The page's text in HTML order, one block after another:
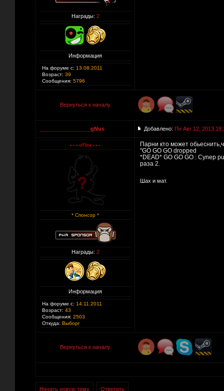
Награды: 2
Информация
На форуме с: 13.08.2011
Возраст: 39
Сообщения: 5796
Вернуться к началу
_________________gNus Добавлено: Пн Авг 12, 2013
* Спонсор *
Награды: 2
Информация
На форуме с: 14.11.2011
Возраст: 43
Сообщения: 2503
Откуда: Выборг
Парни кто может
"GO GO GO dropped
*DEAD* GO GO GO : Cynep
раза 2.
Шах и мат.
Вернуться к началу
Начать новую тему Ответить